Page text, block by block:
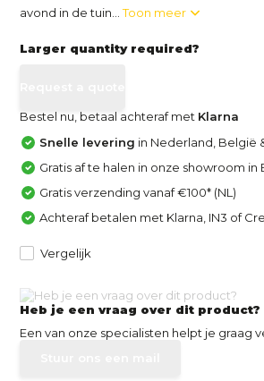
avond in de tuin...Toon meer
Larger quantity required?
Bestel nu, betaal achteraf met Klarna
Snelle levering in Nederland, België
Gratis af te halen in onze showroom in
Gratis verzending vanaf €100* (NL)
Achteraf betalen met Klarna, IN3 of
Vergelijk
Heb je een vraag over dit product?
Een van onze specialisten helpt je graag